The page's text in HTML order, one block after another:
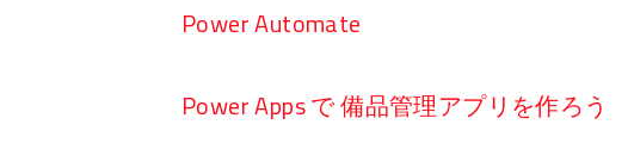
Power Automate
Power Apps で 備品管理アプリを作ろう